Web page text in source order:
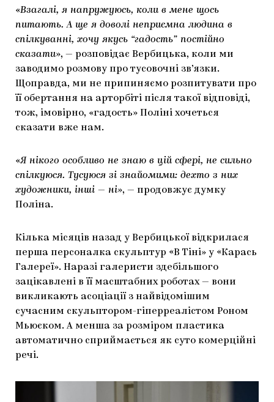
«Взагалі, я напружуюсь, коли в мене щось
питають. А ще я доволі неприємна людина в
спілкуванні, хочу якусь “гадость” постійно
сказати», — розповідає Вербицька, коли ми
заводимо розмову про тусовочні зв’язки.
Щоправда, ми не припиняємо розпитувати про
її обертання на арторбіті після такої відповіді,
тож, імовірно, «гадость» Поліні хочеться
сказати вже нам.
«Я нікого особливо не знаю в цій сфері, не сильно
спілкуюся. Тусуюся зі знайомими: дехто з них
художники, інші — ні», — продовжує думку
Поліна.
Кілька місяців назад у Вербицької відкрилася
перша персоналка скульптур «В Тіні» у «Карась
Галереї». Наразі галеристи здебільшого
зацікавлені в її масштабних роботах — вони
викликають асоціації з найвідомішим
сучасним скульптором-гіперреалістом Роном
Мьюєком. А менша за розміром пластика
автоматично сприймається як суто комерційні
речі.